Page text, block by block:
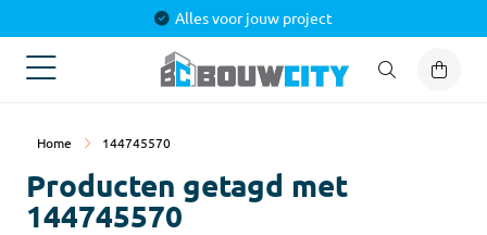
Alles voor jouw project
Home 144745570
Producten getagd met
144745570